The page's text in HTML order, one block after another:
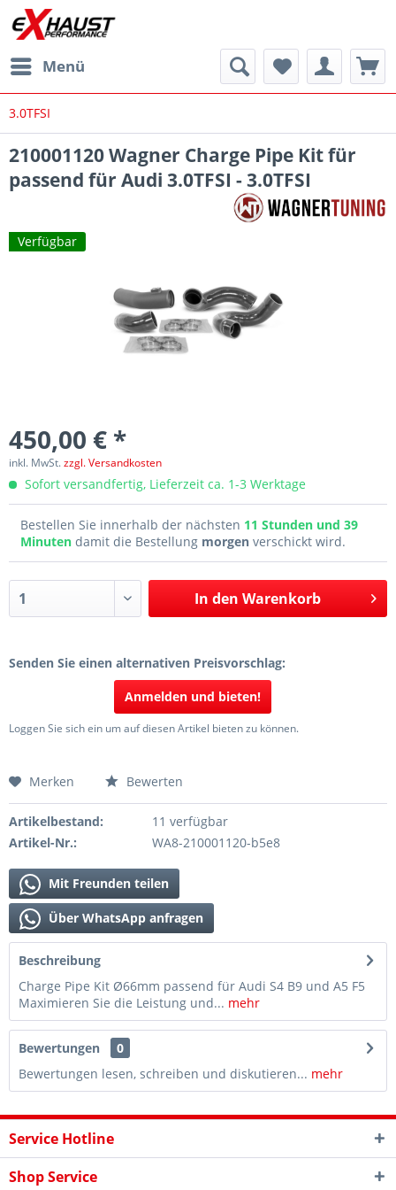
Menü
3.0TFSI
210001120 Wagner Charge Pipe Kit für
passend für Audi 3.0TFSI - 3.0TFSI
Verfügbar
450,00 € *
inkl. MwSt.zzgl. Versandkosten
Sofort versandfertig, Lieferzeit ca. 1-3 Werktage
Bestellen Sie innerhalb der nächsten 11 Stunden und 39
Minuten damit die Bestellung morgen verschickt wird.
In den Warenkorb
Senden Sie einen alternativen Preisvorschlag:
Anmelden und bieten!
Loggen Sie sich ein um auf diesen Artikel bieten zu können.
Merken Bewerten
Artikelbestand:
11 verfügbar
Artikel-Nr.:
WA8-210001120-b5e8
Mit Freunden teilen
Über WhatsApp anfragen
Beschreibung
Charge Pipe Kit Ø66mm passend für Audi S4 B9 und A5 F5
Maximieren Sie die Leistung und... mehr
Bewertungen
0
Bewertungen lesen, schreiben und diskutieren... mehr
Service Hotline
Shop Service